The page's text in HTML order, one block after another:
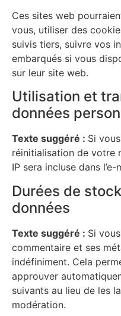
Ces sites web
vous, utiliser des
suivis tiers, suivre vos
embarqués si vous
sur leur site web.
Utilisation et
données
Texte suggéré : Si
réinitialisation de votre
IP sera incluse dans
Durées de
données
Texte suggéré : Si
commentaire et ses
indéfiniment. Cela
approuver
suivants au lieu de les
modération.